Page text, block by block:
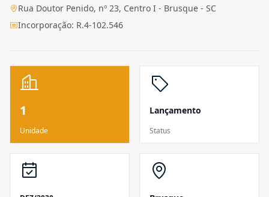
Rua Doutor Penido, nº 23, Centro I - Brusque - SC
Incorporação: R.4-102.546
1
Unidade
Lançamento
Status